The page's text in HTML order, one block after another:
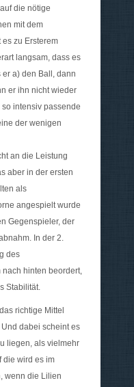
die nötige
mit dem
zu Ersterem
langsam, dass es
er a) den Ball, dann
er ihn nicht wieder
intensiv passende
der wenigen
an die Leistung
aber in der ersten
als
angespielt wurde
Gegenspieler, der
In der 2.
des
hinten beordert,
Stabilität.
richtige Mittel
dabei scheint es
liegen, als vielmehr
die wird es im
wenn die Lilien